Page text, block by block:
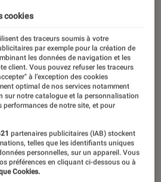
cookies
des traceurs soumis à votre
par exemple pour la création de
les données de navigation et les
client. Vous pouvez refuser les traceurs
à l’exception des cookies
optimal de nos services notamment
sur notre catalogue et la personnalisation
performances de notre site, et pour
partenaires publicitaires (IAB) stockent
telles que les identifiants uniques
personnelles, sur un appareil. Vous
préférences en cliquant ci-dessous ou à
Cookies.